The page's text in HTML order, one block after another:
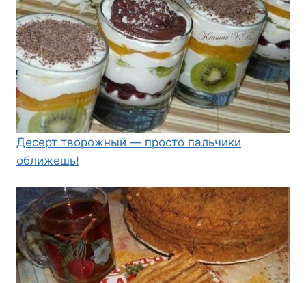
Десерт творожный — просто пальчики
оближешь!